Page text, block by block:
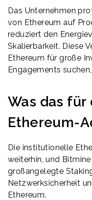
Das Unternehmen
von Ethereum auf
reduziert den
Skalierbarkeit. Diese
Ethereum für große
Engagements
Was das
Ethereum-
Die institutionelle
weiterhin, und
großangelegte
Netzwerksicherheit
Ethereum.